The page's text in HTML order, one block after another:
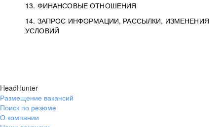
13. ФИНАНСОВЫЕ ОТНОШЕНИЯ
14. ЗАПРОС ИНФОРМАЦИИ, РАССЫЛКИ, ИЗМЕНЕНИЯ
УСЛОВИЙ
HeadHunter
Размещение вакансий
Поиск по резюме
О компании